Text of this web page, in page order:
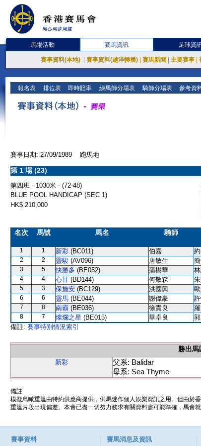
馬場活動 賽馬資訊 足球資
賽事資料(本地) 賽事資料(越洋轉播) 賽馬新聞 主要賽事
報名表 排位表 即時賠率 練馬師分場表 騎師分場表 參考資
賽事日期: 27/09/1989 跑馬地
第 1 場 (23)
第四班 - 1030米 - (72-48)
BLUE POOL HANDICAP (SEC 1)
HK$ 210,000
名次 馬號 馬名 騎師
1 1 新彩 (BC011) 伯嘉
2
2 靈駿 (AV096) 唐敏生
3
5 快勝多 (BE052) 蒲樹華
4
4 心甘 (BD144) 何敬森
5
3 保施安 (BC129) 洪國興
6
6 靈馬 (BE044) 謝偉豪
7
8 南霸 (BE036) 徐貴良
8
7 燦爛之星 (BE015) 華卓良
備註: 賽事特別情況索引
勝出馬
新彩
父系: Balidar
母系: Sea Thyme
備註
模擬鳥瞰重溫由特約供應商提供，供馬迷作個人娛樂資訊之用。但由於
重溫片段出現偏差。本會已盡一切努力務求有關資料盡可能準確，馬會
賽事資料 賽馬消息及資訊